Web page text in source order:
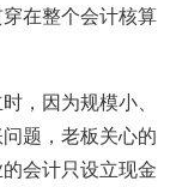
在整个会计核算
，因为规模小、
题，老板关心的
会计只设立现金